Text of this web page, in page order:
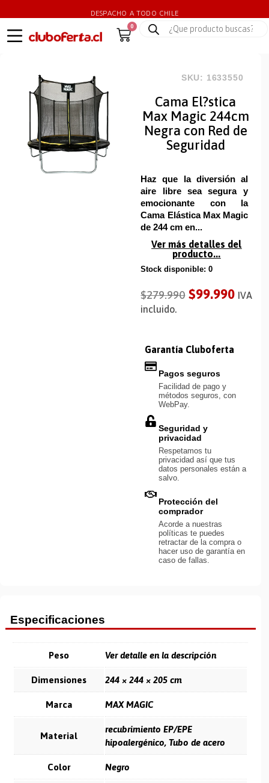
DESPACHO A TODO CHILE
0
SKU: 1633550
Cama El?stica
Max Magic 244cm
Negra con Red de
Seguridad
Haz que la diversión al
aire libre sea segura y
emocionante con la
Cama Elástica Max Magic
de 244 cm en...
Ver más detalles del
producto...
Stock disponible: 0
$279.990 $99.990 IVA
incluido.
Garantía Cluboferta
Pagos seguros
Facilidad de pago y
métodos seguros, con
WebPay.
Seguridad y
privacidad
Respetamos tu
privacidad así que tus
datos personales están a
salvo.
Protección del
comprador
Acorde a nuestras
políticas te puedes
retractar de la compra o
hacer uso de garantía en
caso de fallas.
Especificaciones
Peso Ver detalle en la descripción
Dimensiones 244 × 244 × 205 cm
Marca MAX MAGIC
Material
recubrimiento EP/EPE
hipoalergénico, Tubo de acero
Color Negro